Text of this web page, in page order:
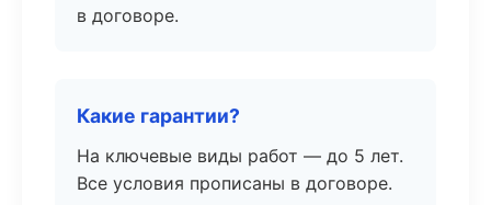
в договоре.
Какие гарантии?
На ключевые виды работ — до 5 лет.
Все условия прописаны в договоре.